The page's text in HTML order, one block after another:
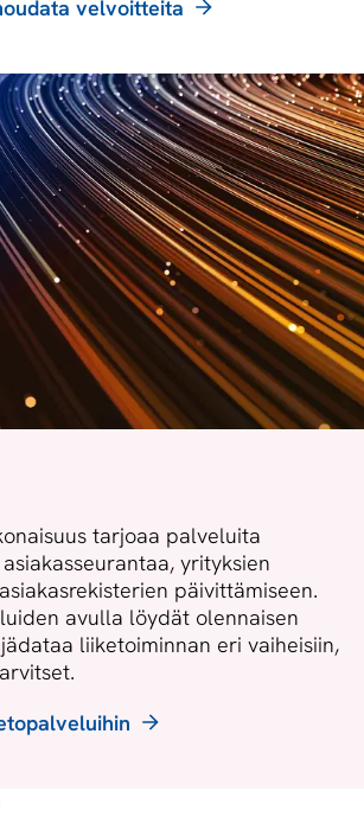
velvoitteita
tarjoaa palveluita
yrityksien
päivittämiseen.
avulla löydät olennaisen
liiketoiminnan eri vaiheisiin,